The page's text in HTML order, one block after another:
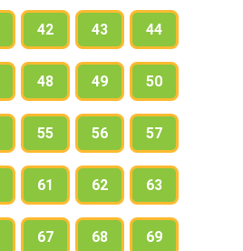
42 43 44
48 49 50
55 56 57
61 62 63
67 68 69